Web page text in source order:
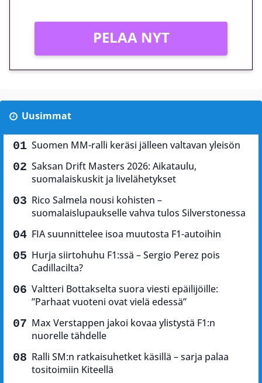
PELAA NYT
Uusimmat
Suomen MM-ralli keräsi jälleen valtavan yleisön
Saksan Drift Masters 2026: Aikataulu,
suomalaiskuskit ja livelähetykset
Rico Salmela nousi kohisten –
suomalaislupaukselle vahva tulos Silverstonessa
FIA suunnittelee isoa muutosta F1-autoihin
Hurja siirtohuhu F1:ssä – Sergio Perez pois
Cadillacilta?
Valtteri Bottakselta suora viesti epäilijöille:
”Parhaat vuoteni ovat vielä edessä”
Max Verstappen jakoi kovaa ylistystä F1:n
nuorelle tähdelle
Ralli SM:n ratkaisuhetket käsillä – sarja palaa
tositoimiin Kiteellä